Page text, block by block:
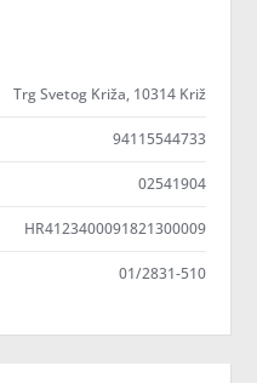
Trg Svetog Križa, 10314 Križ
94115544733
02541904
HR4123400091821300009
01/2831-510